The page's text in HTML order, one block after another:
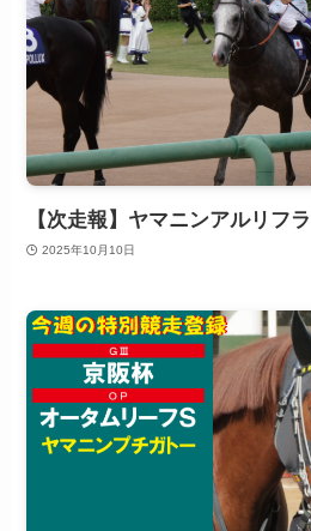
【次走報】ヤマニンアルリフ
2025年10月10日